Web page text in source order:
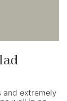
extremely